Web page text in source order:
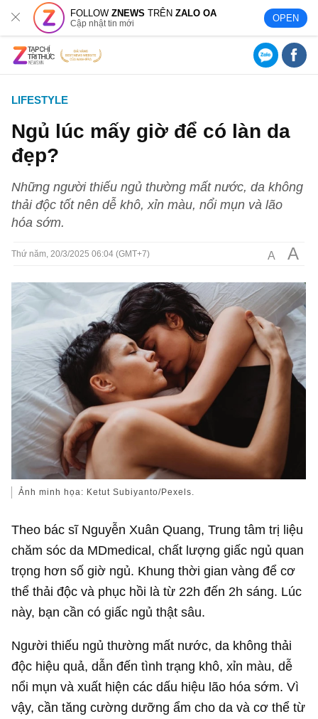
FOLLOWZNEWS TRÊNZALO OA
Cập nhật tin mới OPEN
LIFESTYLE
Ngủ lúc mấy giờ để có làn da
đẹp?
Những người thiếu ngủ thường mất nước, da không
thải độc tốt nên dễ khô, xỉn màu, nổi mụn và lão
hóa sớm.
Thứ năm, 20/3/2025 06:04 (GMT+7) A A
Ảnh minh họa: Ketut Subiyanto/Pexels.
Theo bác sĩ Nguyễn Xuân Quang, Trung tâm trị liệu
chăm sóc da MDmedical, chất lượng giấc ngủ quan
trọng hơn số giờ ngủ. Khung thời gian vàng để cơ
thể thải độc và phục hồi là từ 22h đến 2h sáng. Lúc
này, bạn cần có giấc ngủ thật sâu.
Người thiếu ngủ thường mất nước, da không thải
độc hiệu quả, dẫn đến tình trạng khô, xỉn màu, dễ
nổi mụn và xuất hiện các dấu hiệu lão hóa sớm. Vì
vậy, cần tăng cường dưỡng ẩm cho da và cơ thể từ